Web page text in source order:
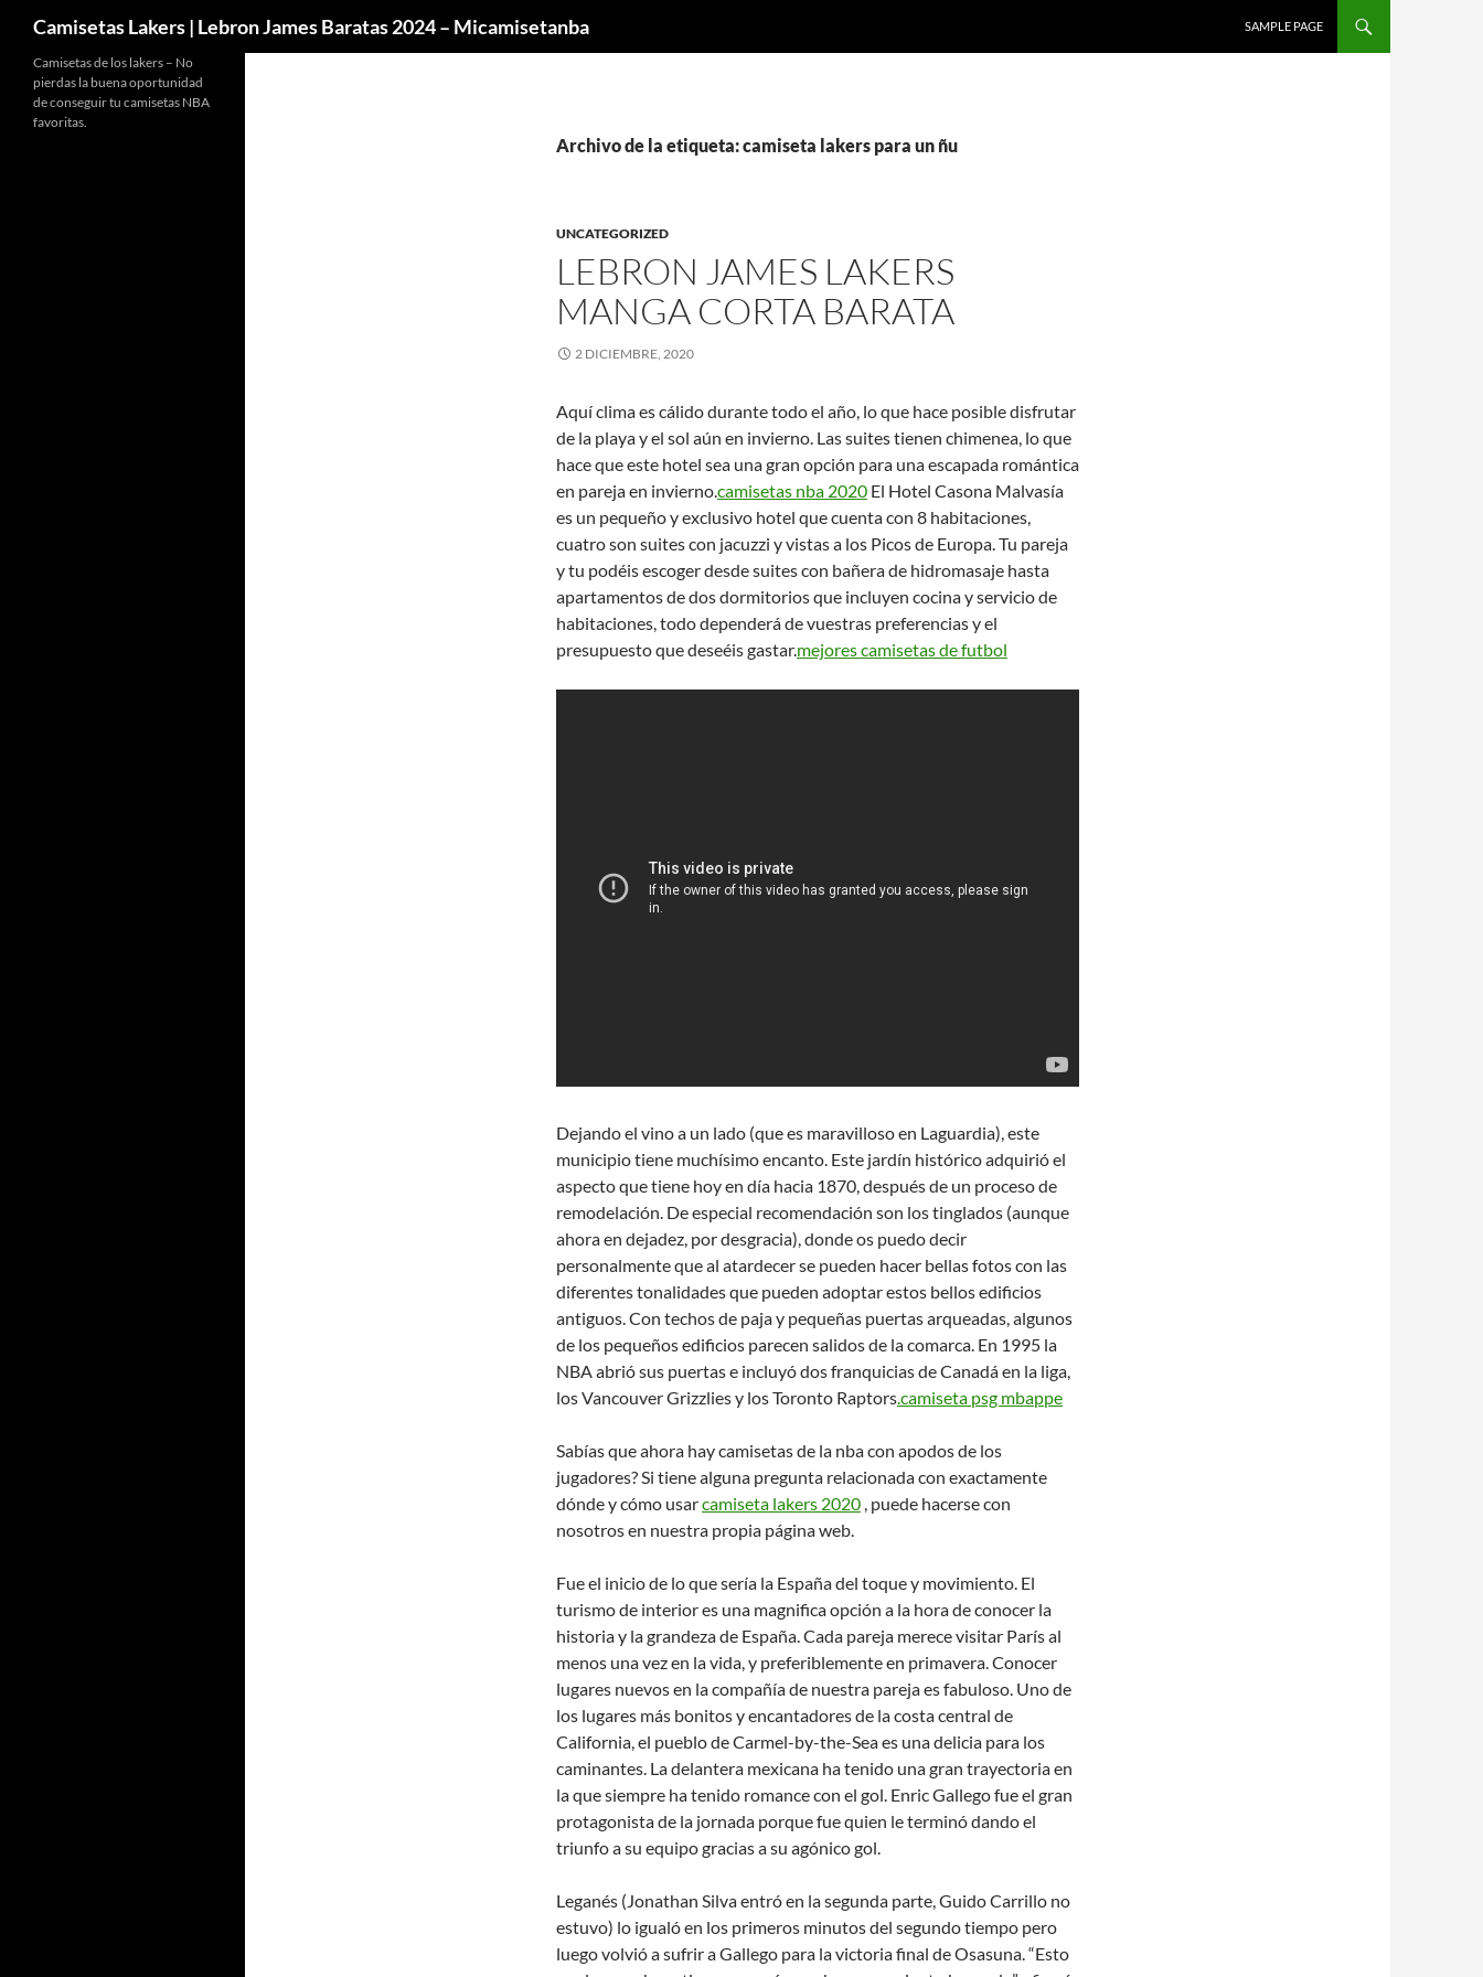
Camisetas Lakers | Lebron James Baratas 2024 – Micamisetanba
SAMPLE PAGE
Archivo de la etiqueta: camiseta lakers para un ñu
UNCATEGORIZED
LEBRON JAMES LAKERS
MANGA CORTA BARATA
2 DICIEMBRE, 2020
Aquí clima es cálido durante todo el año, lo que hace posible disfrutar
de la playa y el sol aún en invierno. Las suites tienen chimenea, lo que
hace que este hotel sea una gran opción para una escapada romántica
en pareja en invierno.camisetas nba 2020 El Hotel Casona Malvasía
es un pequeño y exclusivo hotel que cuenta con 8 habitaciones,
cuatro son suites con jacuzzi y vistas a los Picos de Europa. Tu pareja
y tu podéis escoger desde suites con bañera de hidromasaje hasta
apartamentos de dos dormitorios que incluyen cocina y servicio de
habitaciones, todo dependerá de vuestras preferencias y el
presupuesto que deseéis gastar.mejores camisetas de futbol
Dejando el vino a un lado (que es maravilloso en Laguardia), este
municipio tiene muchísimo encanto. Este jardín histórico adquirió el
aspecto que tiene hoy en día hacia 1870, después de un proceso de
remodelación. De especial recomendación son los tinglados (aunque
ahora en dejadez, por desgracia), donde os puedo decir
personalmente que al atardecer se pueden hacer bellas fotos con las
diferentes tonalidades que pueden adoptar estos bellos edificios
antiguos. Con techos de paja y pequeñas puertas arqueadas, algunos
de los pequeños edificios parecen salidos de la comarca. En 1995 la
NBA abrió sus puertas e incluyó dos franquicias de Canadá en la liga,
los Vancouver Grizzlies y los Toronto Raptors.camiseta psg mbappe
Sabías que ahora hay camisetas de la nba con apodos de los
jugadores? Si tiene alguna pregunta relacionada con exactamente
dónde y cómo usarcamiseta lakers 2020 , puede hacerse con
nosotros en nuestra propia página web.
Fue el inicio de lo que sería la España del toque y movimiento. El
turismo de interior es una magnifica opción a la hora de conocer la
historia y la grandeza de España. Cada pareja merece visitar París al
menos una vez en la vida, y preferiblemente en primavera. Conocer
lugares nuevos en la compañía de nuestra pareja es fabuloso. Uno de
los lugares más bonitos y encantadores de la costa central de
California, el pueblo de Carmel-by-the-Sea es una delicia para los
caminantes. La delantera mexicana ha tenido una gran trayectoria en
la que siempre ha tenido romance con el gol. Enric Gallego fue el gran
protagonista de la jornada porque fue quien le terminó dando el
triunfo a su equipo gracias a su agónico gol.
Leganés (Jonathan Silva entró en la segunda parte, Guido Carrillo no
estuvo) lo igualó en los primeros minutos del segundo tiempo pero
luego volvió a sufrir a Gallego para la victoria final de Osasuna. “Esto
Camisetas de los lakers – No
pierdas la buena oportunidad
de conseguir tu camisetas NBA
favoritas.